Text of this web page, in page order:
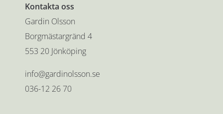
Kontakta oss
Gardin Olsson
Borgmästargränd 4
553 20 Jönköping
info@gardinolsson.se
036-12 26 70